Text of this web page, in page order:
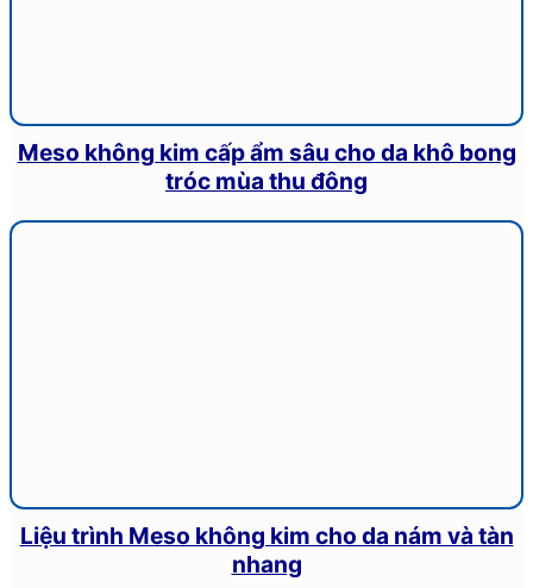
Meso không kim cấp ẩm sâu cho da khô bong
tróc mùa thu đông
Liệu trình Meso không kim cho da nám và tàn
nhang